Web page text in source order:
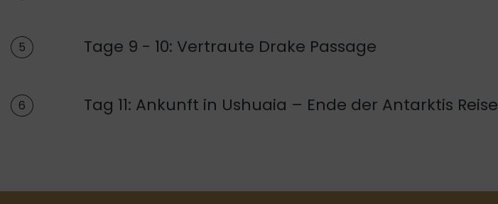
5 Tage 9 - 10: Vertraute Drake Passage
6 Tag 11: Ankunft in Ushuaia – Ende der Antarktis Reise